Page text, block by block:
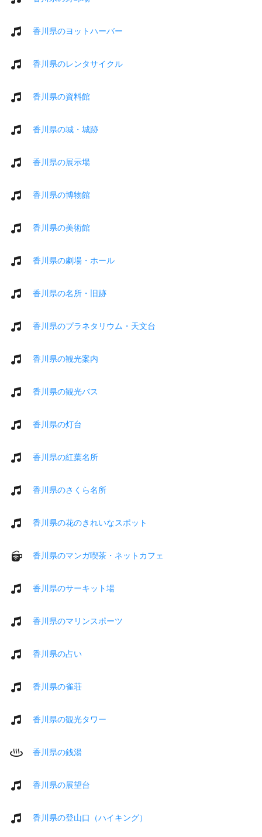
香川県のヨットハーバー
香川県のレンタサイクル
香川県の資料館
香川県の城・城跡
香川県の展示場
香川県の博物館
香川県の美術館
香川県の劇場・ホール
香川県の名所・旧跡
香川県のプラネタリウム・天文台
香川県の観光案内
香川県の観光バス
香川県の灯台
香川県の紅葉名所
香川県のさくら名所
香川県の花のきれいなスポット
香川県のマンガ喫茶・ネットカフェ
香川県のサーキット場
香川県のマリンスポーツ
香川県の占い
香川県の雀荘
香川県の観光タワー
香川県の銭湯
香川県の展望台
香川県の登山口（ハイキング）